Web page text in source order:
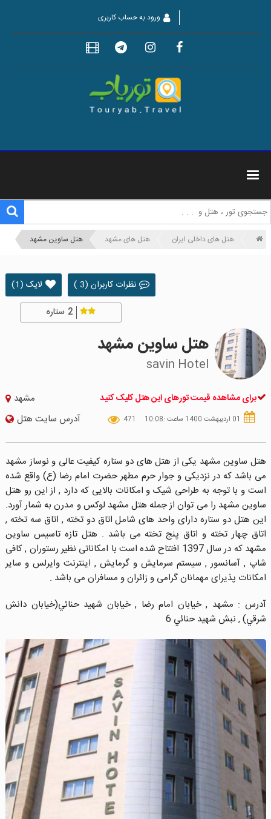
ورود به حساب کاربری
هتل های داخلی ایران هتل های مشهد هتل ساوین مشهد
لایک (1)
نظرات کاربران (3 )
2 ستاره
هتل ساوین مشهد
savin Hotel
مشهد
آدرس سایت هتل
برای مشاهده قیمت تورهای این هتل کلیک کنید
01 اردیبهشت 1400 ساعت :10:08 471
هتل ساوین مشهد یکی از هتل های دو ستاره کیفیت عالی و نوساز مشهد
می باشد که در نزدیکی و جوار حرم مطهر حضرت امام رضا (ع) واقع شده
است و با توجه به طراحی شیک و امکانات بالایی که دارد , از این رو هتل
ساوین مشهد را می توان از جمله هتل مشهد لوکس و مدرن به شمار آورد.
این هتل دو ستاره دارای واحد های شامل اتاق دو تخته , اتاق سه تخته ,
اتاق چهار تخته و اتاق پنج تخته می باشد . هتل تازه تاسیس ساوین
مشهد که در سال 1397 افتتاح شده است با امکاناتی نظیر رستوران , کافی
شاپ , آسانسور , سیستم سرمایش و گرمایش , اینترنت وایرلس و سایر
امکانات پذیرای مهمانان گرامی و زائران و مسافران می باشد .
آدرس : مشهد , خیابان امام رضا , خيابان شهيد حنائي(خيابان دانش
شرقي) , نبش شهيد حنائي 6